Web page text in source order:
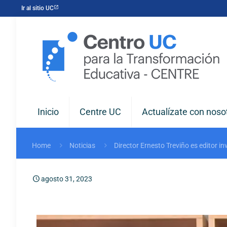
Ir al sitio UC
Inicio Centre UC Actualízate con
Home Noticias Director Ernesto Treviño es editor
agosto 31, 2023